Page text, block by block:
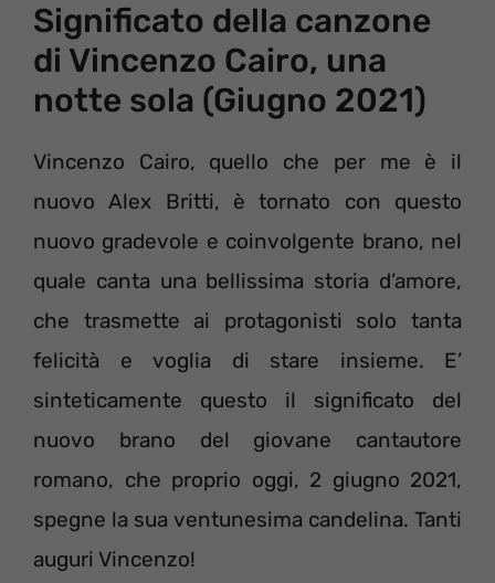
Significato della canzone
di Vincenzo Cairo, una
notte sola (Giugno 2021)
Vincenzo Cairo, quello che per me è il
nuovo Alex Britti, è tornato con questo
nuovo gradevole e coinvolgente brano, nel
quale canta una bellissima storia d’amore,
che trasmette ai protagonisti solo tanta
felicità e voglia di stare insieme. E’
sinteticamente questo il significato del
nuovo brano del giovane cantautore
romano, che proprio oggi, 2 giugno 2021,
spegne la sua ventunesima candelina. Tanti
auguri Vincenzo!